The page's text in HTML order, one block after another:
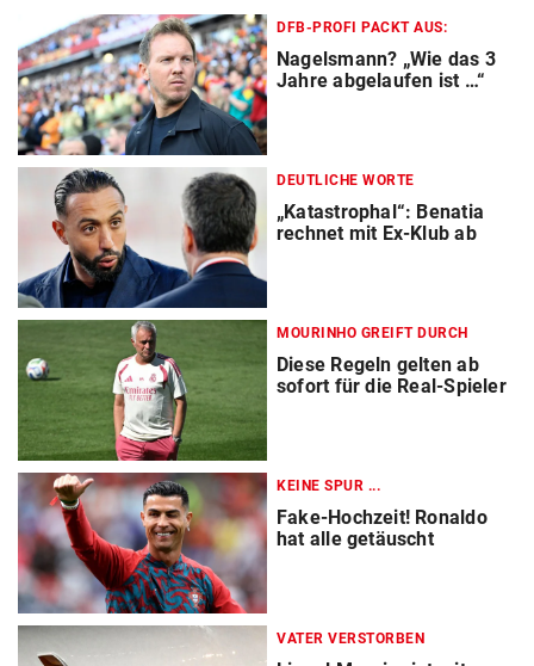
DFB-PROFI PACKT AUS:
Nagelsmann? „Wie das 3
Jahre abgelaufen ist …“
DEUTLICHE WORTE
„Katastrophal“: Benatia
rechnet mit Ex-Klub ab
MOURINHO GREIFT DURCH
Diese Regeln gelten ab
sofort für die Real-Spieler
KEINE SPUR ...
Fake-Hochzeit! Ronaldo
hat alle getäuscht
VATER VERSTORBEN